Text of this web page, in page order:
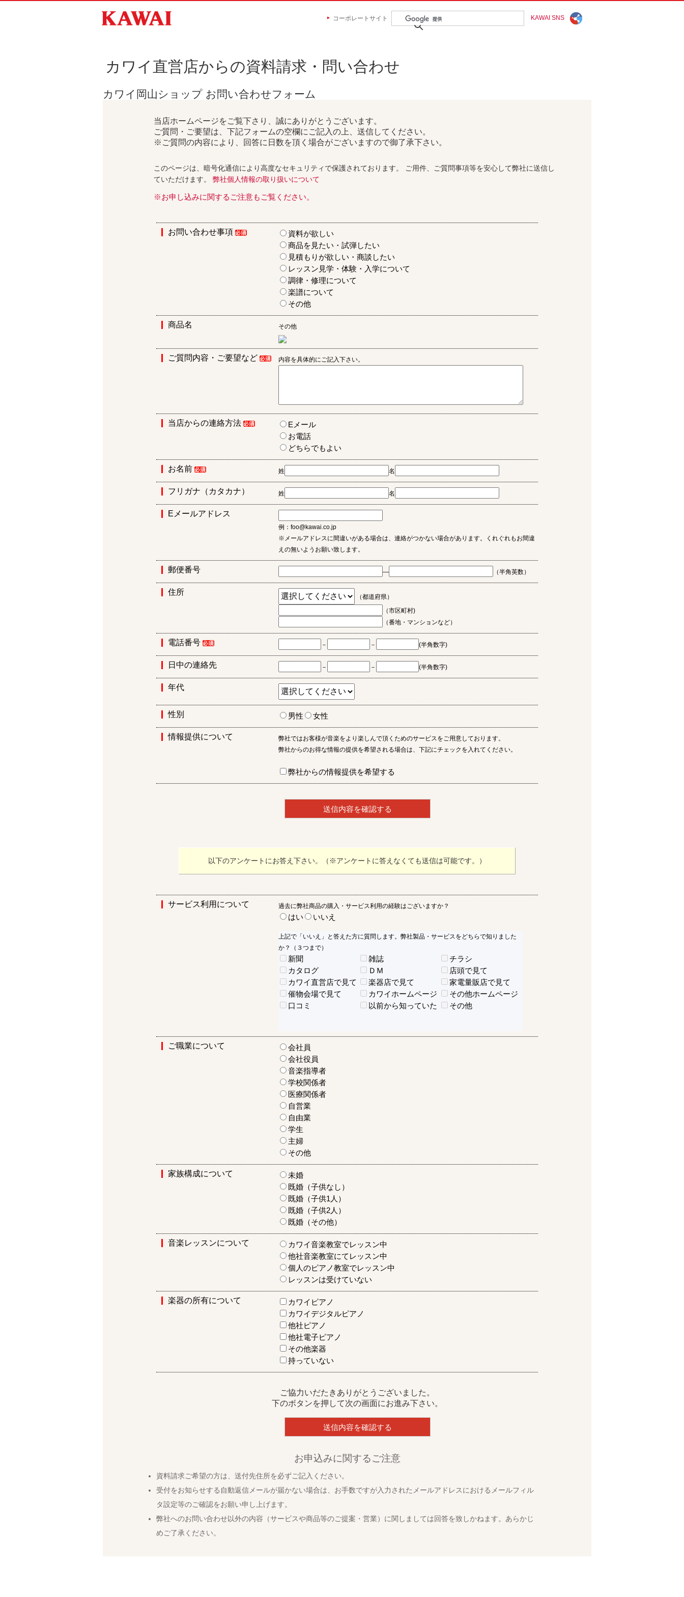
コーポレートサイト KAWAI SNS
カワイ直営店からの資料請求・問い合わせ
カワイ岡山ショップ お問い合わせフォーム
当店ホームページをご覧下さり、誠にありがとうございます。
ご質問・ご要望は、下記フォームの空欄にご記入の上、送信してください。
※ご質問の内容により、回答に日数を頂く場合がございますので御了承下さい。
このページは、暗号化通信により高度なセキュリティで保護されております。 ご用件、ご質問事項等を安心して弊社に送信し
ていただけます。 弊社個人情報の取り扱いについて
※お申し込みに関するご注意もご覧ください。
お問い合わせ事項
資料が欲しい
商品を見たい・試弾したい
見積もりが欲しい・商談したい
レッスン見学・体験・入学について
調律・修理について
楽譜について
その他
商品名 その他
ご質問内容・ご要望など 内容を具体的にご記入下さい。
当店からの連絡方法
Eメール
お電話
どちらでもよい
お名前 姓 名
フリガナ（カタカナ） 姓 名
Eメールアドレス
例：foo@kawai.co.jp
※メールアドレスに間違いがある場合は、連絡がつかない場合があります。くれぐれもお間違
えの無いようお願い致します。
郵便番号 ― （半角英数）
住所
（都道府県）
（市区町村)
（番地・マンションなど）
電話番号 － － (半角数字)
日中の連絡先 － － (半角数字)
年代
性別 男性 女性
情報提供について
弊社ではお客様が音楽をより楽しんで頂くためのサービスをご用意しております。
弊社からのお得な情報の提供を希望される場合は、下記にチェックを入れてください。
弊社からの情報提供を希望する
以下のアンケートにお答え下さい。（※アンケートに答えなくても送信は可能です。）
サービス利用について 過去に弊社商品の購入・サービス利用の経験はございますか？
はい いいえ
上記で「いいえ」と答えた方に質問します。弊社製品・サービスをどちらで知りました
か？（３つまで）
新聞 雑誌
チラシ
カタログ
ＤＭ
店頭で見て
カワイ直営店で見て
楽器店で見て
家電量販店で見て
催物会場で見て
カワイホームページ
その他ホームページ
口コミ
以前から知っていた その他
ご職業について
会社員
会社役員
音楽指導者
学校関係者
医療関係者
自営業
自由業
学生
主婦
その他
家族構成について
未婚
既婚（子供なし）
既婚（子供1人）
既婚（子供2人）
既婚（その他）
音楽レッスンについて
カワイ音楽教室でレッスン中
他社音楽教室にてレッスン中
個人のピアノ教室でレッスン中
レッスンは受けていない
楽器の所有について
カワイピアノ
カワイデジタルピアノ
他社ピアノ
他社電子ピアノ
その他楽器
持っていない
ご協力いだたきありがとうございました。
下のボタンを押して次の画面にお進み下さい。
お申込みに関するご注意
資料請求ご希望の方は、送付先住所を必ずご記入ください。
受付をお知らせする自動返信メールが届かない場合は、お手数ですが入力されたメールアドレスにおけるメールフィル
タ設定等のご確認をお願い申し上げます。
弊社へのお問い合わせ以外の内容（サービスや商品等のご提案・営業）に関しましては回答を致しかねます。あらかじ
めご了承ください。